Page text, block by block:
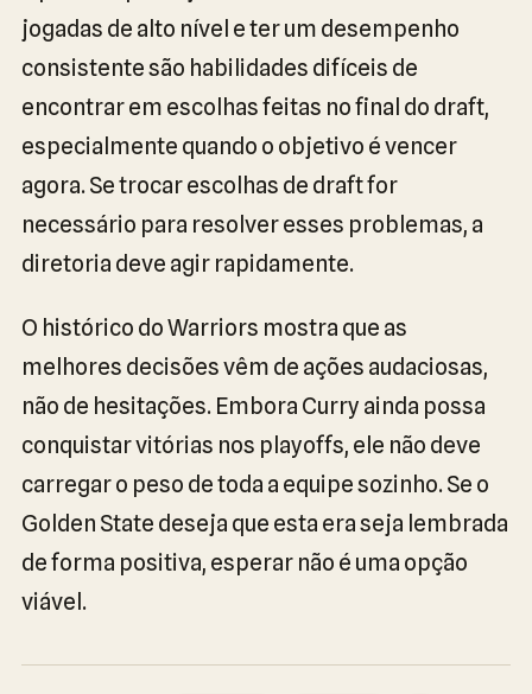
jogadas de alto nível e ter um desempenho
consistente são habilidades difíceis de
encontrar em escolhas feitas no final do draft,
especialmente quando o objetivo é vencer
agora. Se trocar escolhas de draft for
necessário para resolver esses problemas, a
diretoria deve agir rapidamente.
O histórico do Warriors mostra que as
melhores decisões vêm de ações audaciosas,
não de hesitações. Embora Curry ainda possa
conquistar vitórias nos playoffs, ele não deve
carregar o peso de toda a equipe sozinho. Se o
Golden State deseja que esta era seja lembrada
de forma positiva, esperar não é uma opção
viável.